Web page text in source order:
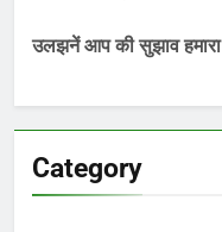
उलझनें आप की सुझाव हमारा
Category